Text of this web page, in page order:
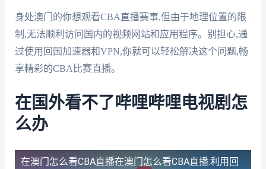
身处澳门的你想观看CBA直播赛事,但由于地理位置的限
制,无法顺利访问国内的视频网站和应用程序。别担心,通
过使用回国加速器和VPN,你就可以轻松解决这个问题,畅
享精彩的CBA比赛直播。
在国外看不了哔哩哔哩电视剧怎
么办
在澳门怎么看CBA直播在澳门怎么看CBA直播:利用回